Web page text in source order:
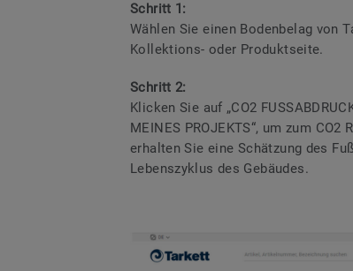
Schritt 1:
Wählen Sie einen Bodenbelag von
Kollektions- oder Produktseite.
Schritt 2:
Klicken Sie auf „CO2
MEINES PROJEKTS“, um zum
erhalten Sie eine Schätzung des
Lebenszyklus des Gebäudes.